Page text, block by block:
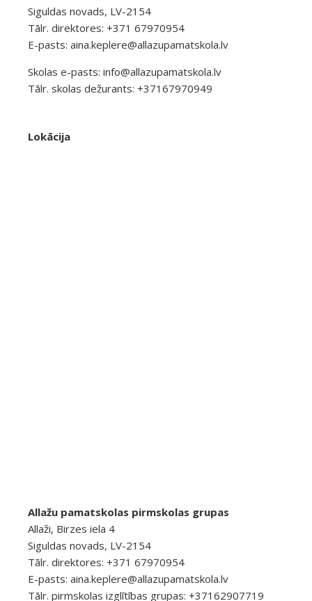
Siguldas novads, LV-2154
Tālr. direktores: +371 67970954
E-pasts: aina.keplere@allazupamatskola.lv
Skolas e-pasts: info@allazupamatskola.lv
Tālr. skolas dežurants: +37167970949
Lokācija
Allažu pamatskolas pirmskolas grupas
Allaži, Birzes iela 4
Siguldas novads, LV-2154
Tālr. direktores: +371 67970954
E-pasts: aina.keplere@allazupamatskola.lv
Tālr. pirmskolas izglītības grupas: +37162907719